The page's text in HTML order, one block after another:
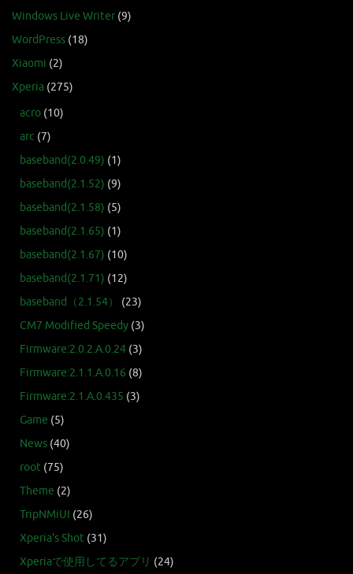
Windows Live Writer (9)
WordPress (18)
Xiaomi (2)
Xperia (275)
acro (10)
arc (7)
baseband(2.0.49) (1)
baseband(2.1.52) (9)
baseband(2.1.58) (5)
baseband(2.1.65) (1)
baseband(2.1.67) (10)
baseband(2.1.71) (12)
baseband（2.1.54）
(23)
CM7 Modified Speedy (3)
Firmware:2.0.2.A.0.24 (3)
Firmware:2.1.1.A.0.16 (8)
Firmware:2.1.A.0.435 (3)
Game (5)
News (40)
root (75)
Theme (2)
TripNMiUI (26)
Xperia's Shot (31)
Xperiaで使用してるアプリ (24)